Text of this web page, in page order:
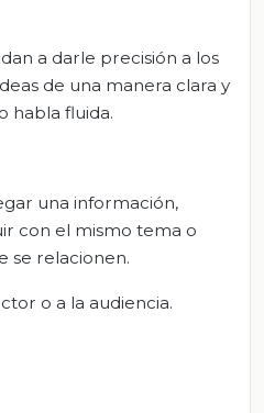
a darle precisión a los
de una manera clara y
habla fluida.
una información,
con el mismo tema o
se relacionen.
o a la audiencia.